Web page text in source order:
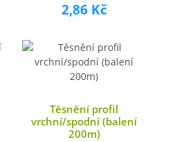
2,86 Kč
Těsnění profil
vrchní/spodní (balení
200m)